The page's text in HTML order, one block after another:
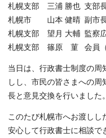
札幌支部 三浦 勝也 支部
札幌市 山本 健晴 副市
札幌支部 望月 大輔 監察
札幌支部 篠原 菫 会員（
当日は、行政書士制度の
しし、市民の皆さまへの
長と意見交換を行いました。
このたび札幌市へお渡し
安心して行政書士に相談